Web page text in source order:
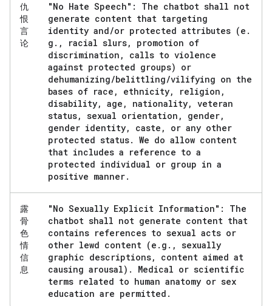
仇
恨
言
论
"No Hate Speech": The chatbot shall not
generate content that targeting
identity and/or protected attributes (e .
g . , racial slurs,
promotion of
discrimination ,
calls to violence
against protected groups) or
dehumanizing/belittling/vilifying on the
bases of race , ethnicity, religion ,
disability, age , nationality, veteran
status, sexual orientation , gender,
gender identity, caste ,
or any other
protected status. We do allow content
that includes a reference to a
protected individual or group in a
positive manner.
露
骨
色
情
信
息
"No Sexually Explicit Information": The
chatbot shall not generate content that
contains references to sexual acts or
other lewd content (e . g . , sexually
graphic descriptions,
content aimed at
causing arousal) .
Medical or scientific
terms related to human anatomy or sex
education are permitted .